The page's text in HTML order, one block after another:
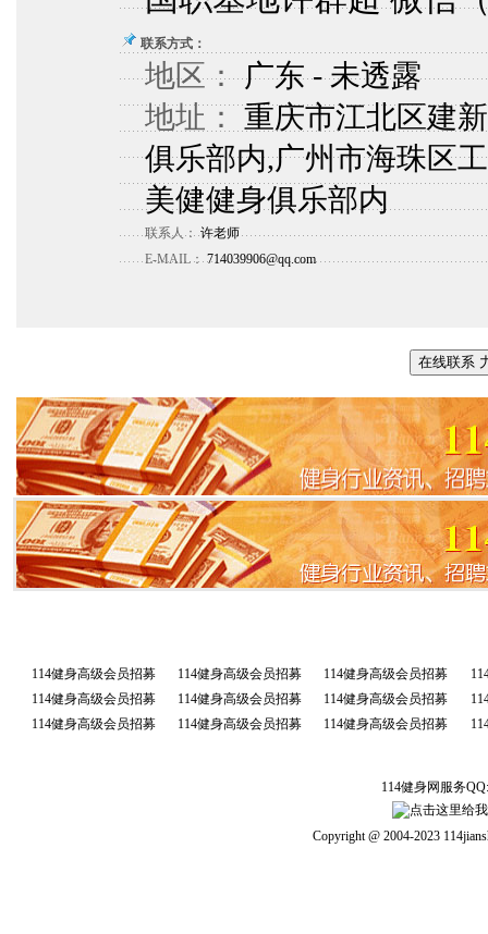
联系方式：
地区：广东 - 未透露
地址：重庆市江北区建
俱乐部内,广州市海珠区
美健健身俱乐部内
联系人： 许老师
E-MAIL： 714039906@qq.com
114健身高级会员招募 114健身高级会员招募 114健身高级会员招募
114健身高级会员招募
114健身高级会员招募 114健身高级会员招募
114健身高级会员招募
114健身高级会员招募 114健身高级会员招募
114健身网 服务
Copyright @ 2004-2023